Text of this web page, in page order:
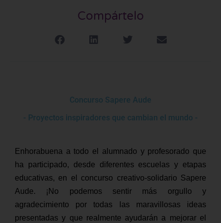
Compártelo
Concurso Sapere Aude
- Proyectos inspiradores que cambian el mundo -
Enhorabuena a todo el alumnado y profesorado que
ha participado, desde diferentes escuelas y etapas
educativas, en el concurso creativo-solidario Sapere
Aude. ¡No podemos sentir más orgullo y
agradecimiento por todas las maravillosas ideas
presentadas y que realmente ayudarán a mejorar el